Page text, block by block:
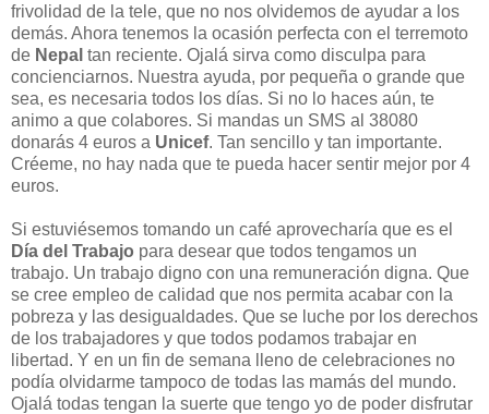
frivolidad de la tele, que no nos olvidemos de ayudar a los
demás. Ahora tenemos la ocasión perfecta con el terremoto
de Nepal tan reciente. Ojalá sirva como disculpa para
concienciarnos. Nuestra ayuda, por pequeña o grande que
sea, es necesaria todos los días. Si no lo haces aún, te
animo a que colabores. Si mandas un SMS al 38080
donarás 4 euros a Unicef. Tan sencillo y tan importante.
Créeme, no hay nada que te pueda hacer sentir mejor por 4
euros.
Si estuviésemos tomando un café aprovecharía que es el
Día del Trabajo para desear que todos tengamos un
trabajo. Un trabajo digno con una remuneración digna. Que
se cree empleo de calidad que nos permita acabar con la
pobreza y las desigualdades. Que se luche por los derechos
de los trabajadores y que todos podamos trabajar en
libertad. Y en un fin de semana lleno de celebraciones no
podía olvidarme tampoco de todas las mamás del mundo.
Ojalá todas tengan la suerte que tengo yo de poder disfrutar